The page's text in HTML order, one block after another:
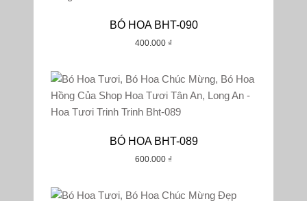
BÓ HOA BHT-090
400.000 ₫
BÓ HOA BHT-089
600.000 ₫